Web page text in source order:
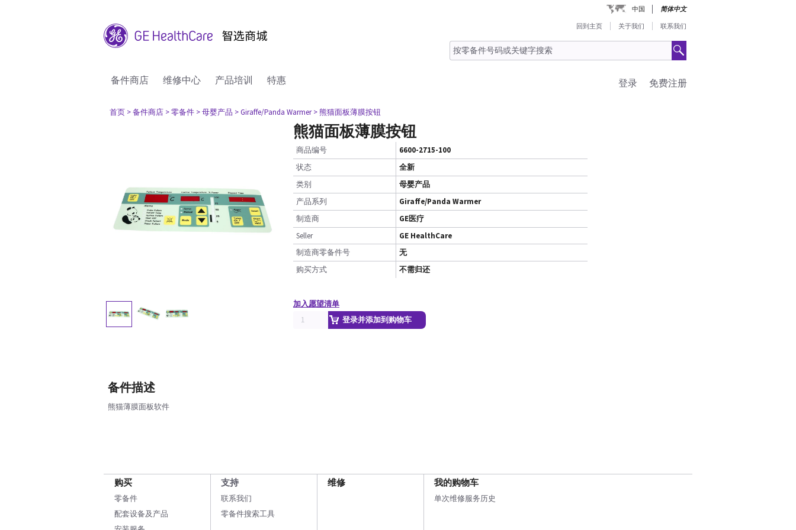
中国 简体中文
回到主页 关于我们 联系我们
备件商店 维修中心 产品培训 特惠 免费注册
登录
首页 > 备件商店 > 零备件 > 母婴产品 > Giraffe/Panda Warmer > 熊猫面板薄膜按钮
熊猫面板薄膜按钮
商品编号
6600-2715-100
状态
全新
类别
母婴产品
产品系列
Giraffe/Panda Warmer
制造商
GE医疗
Seller
GE HealthCare
制造商零备件号
无
购买方式
不需归还
加入愿望清单
登录并添加到购物车
备件描述
熊猫薄膜面板软件
购买
零备件
配套设备及产品
支持
联系我们
零备件搜索工具
维修 我的购物车
单次维修服务历史